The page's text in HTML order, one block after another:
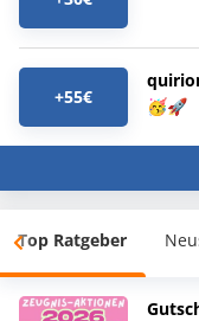
+55€
🥳🚀
Top Ratgeber